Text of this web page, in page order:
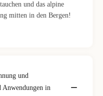
und das alpine
mitten in den Bergen!
und
Anwendungen in